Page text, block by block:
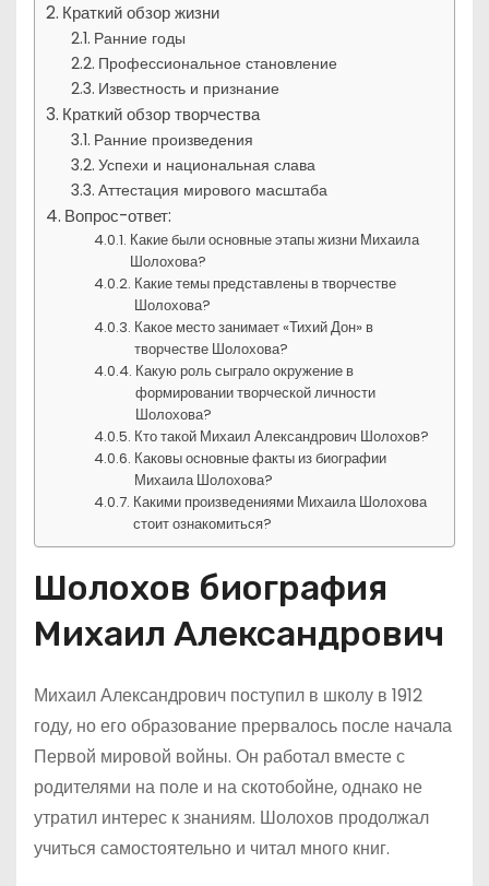
Краткий обзор жизни
Ранние годы
Профессиональное становление
Известность и признание
Краткий обзор творчества
Ранние произведения
Успехи и национальная слава
Аттестация мирового масштаба
Вопрос-ответ:
Какие были основные этапы жизни Михаила
Шолохова?
Какие темы представлены в творчестве
Шолохова?
Какое место занимает «Тихий Дон» в
творчестве Шолохова?
Какую роль сыграло окружение в
формировании творческой личности
Шолохова?
Кто такой Михаил Александрович Шолохов?
Каковы основные факты из биографии
Михаила Шолохова?
Какими произведениями Михаила Шолохова
стоит ознакомиться?
Шолохов биография
Михаил Александрович
Михаил Александрович поступил в школу в 1912
году, но его образование прервалось после начала
Первой мировой войны. Он работал вместе с
родителями на поле и на скотобойне, однако не
утратил интерес к знаниям. Шолохов продолжал
учиться самостоятельно и читал много книг.